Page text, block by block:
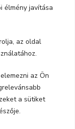
élmény javítása
az oldal
az Ön
a sütiket